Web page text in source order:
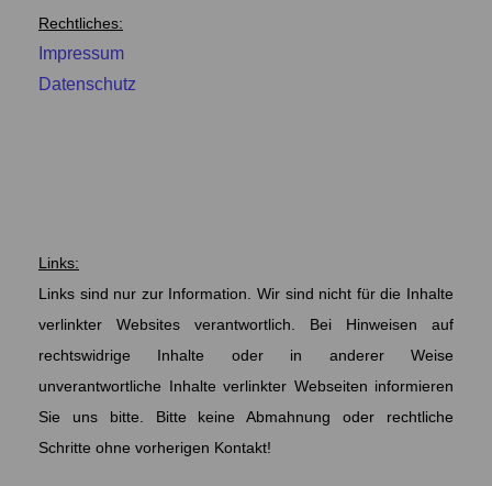
Rechtliches:
Impressum
Datenschutz
Links:
Links sind nur zur Information. Wir sind nicht für die Inhalte
verlinkter Websites verantwortlich. Bei Hinweisen auf
rechtswidrige Inhalte oder in anderer Weise
unverantwortliche Inhalte verlinkter Webseiten informieren
Sie uns bitte. Bitte keine Abmahnung oder rechtliche
Schritte ohne vorherigen Kontakt!